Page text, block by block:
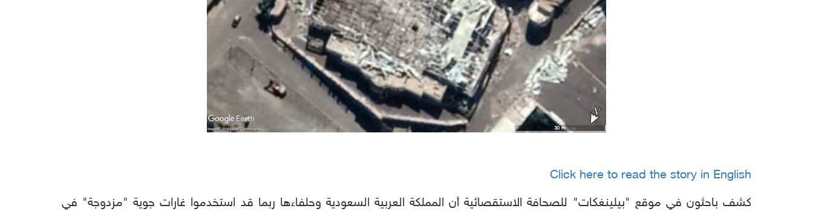
Click here to read the story in English
كشف باحثون في موقع "بيلينغكات" للصحافة الاستقصائية أن المملكة العربية السعودية وحلفاءها ربما قد استخدموا غارات جوية "مزدوجة" في